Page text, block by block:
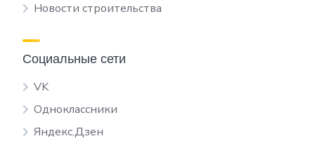
Новости строительства
Социальные сети
VK
Одноклассники
Яндекс.Дзен